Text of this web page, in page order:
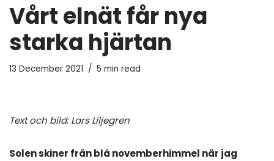
Vårt elnät får nya
starka hjärtan
13 December 2021 5 min read
Text och bild: Lars Liljegren
Solen skiner från blå novemberhimmel när jag